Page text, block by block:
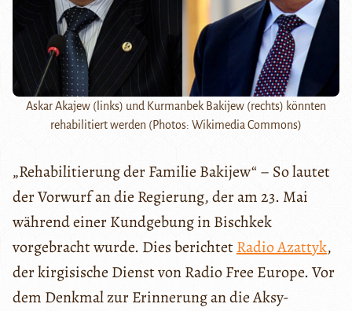
Askar Akajew (links) und Kurmanbek Bakijew (rechts) könnten
rehabilitiert werden (Photos: Wikimedia Commons)
„Rehabilitierung der Familie Bakijew“ – So lautet
der Vorwurf an die Regierung, der am 23. Mai
während einer Kundgebung in Bischkek
vorgebracht wurde. Dies berichtetRadio Azattyk,
der kirgisische Dienst von Radio Free Europe. Vor
dem Denkmal zur Erinnerung an die Aksy-